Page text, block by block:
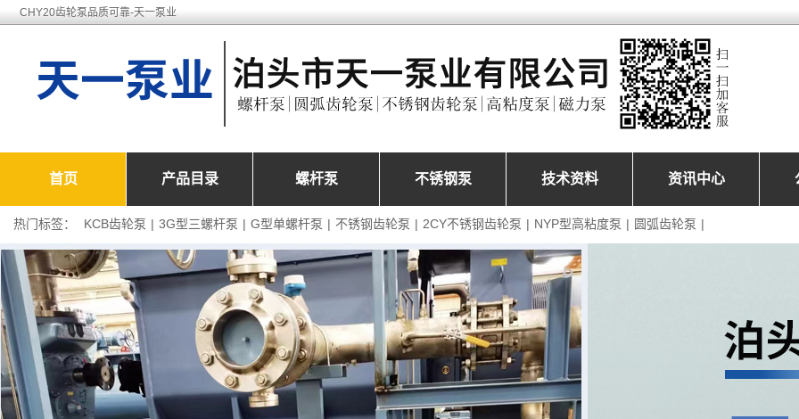
CHY20齿轮泵品质可靠-天一泵业
首页 产品目录 螺杆泵 不锈钢泵 技术资料 资讯中心
热门标签： KCB齿轮泵 | 3G型三螺杆泵 | G型单螺杆泵 | 不锈钢齿轮泵 | 2CY不锈钢齿轮泵 | NYP型高粘度泵 | 圆弧齿轮泵 |